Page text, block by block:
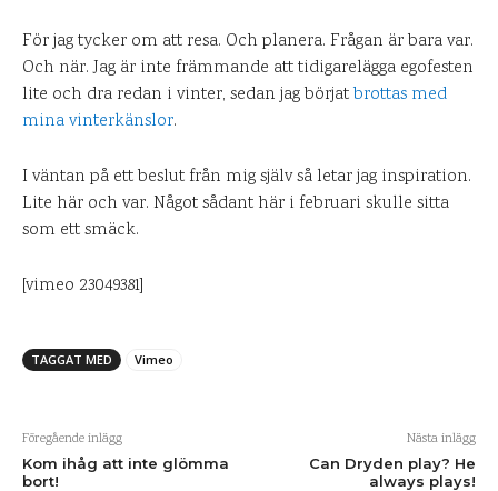
För jag tycker om att resa. Och planera. Frågan är bara var.
Och när. Jag är inte främmande att tidigarelägga egofesten
lite och dra redan i vinter, sedan jag börjatbrottas med
mina vinterkänslor.
I väntan på ett beslut från mig själv så letar jag inspiration.
Lite här och var. Något sådant här i februari skulle sitta
som ett smäck.
[vimeo 23049381]
TAGGAT MED Vimeo
Föregående inlägg
Kom ihåg att inte glömma
bort!
Nästa inlägg
Can Dryden play? He
always plays!